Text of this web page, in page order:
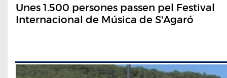
Unes 1.500 persones passen pel Festival
Internacional de Música de S'Agaró